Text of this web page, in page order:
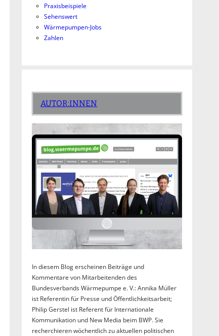
Praxisbeispiele
Sehenswert
Wärmepumpen-Jobs
Zahlen
AUTOR:INNEN
In diesem Blog erscheinen Beiträge und
Kommentare von Mitarbeitenden des
Bundesverbands Wärmepumpe e. V.: Annika Müller
ist Referentin für Presse und Öffentlichkeitsarbeit;
Philip Gerstel ist Referent für Internationale
Kommunikation und New Media beim BWP. Sie
recherchieren wöchentlich zu aktuellen politischen